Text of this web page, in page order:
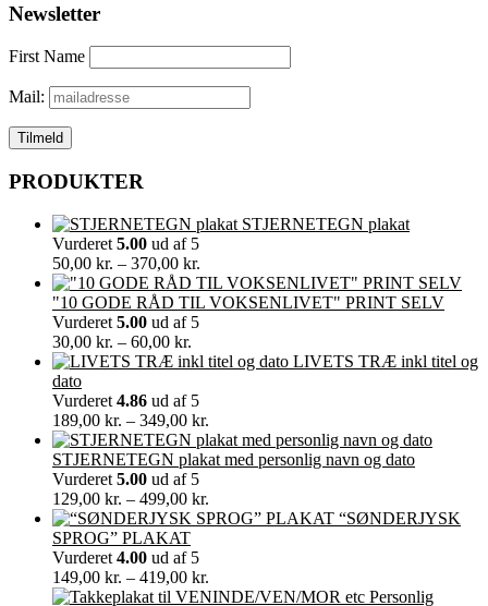
Newsletter
First Name
Mail:
PRODUKTER
STJERNETEGN plakat
Vurderet 5.00 ud af 5
50,00 kr. – 370,00 kr.
50,00 kr.
til
"10 GODE RÅD TIL VOKSENLIVET" PRINT SELV
Vurderet 5.00 ud af 5
30,00 kr. – 60,00 kr.
30,00 kr.
60,00 kr.
LIVETS TRÆ inkl titel og
dato
Vurderet 4.86 ud af 5
189,00 kr. – 349,00 kr.
189,00 kr.
til
STJERNETEGN plakat med personlig navn og dato
Vurderet 5.00 ud af 5
129,00 kr. – 499,00 kr.
129,00 kr.
“SØNDERJYSK
SPROG” PLAKAT
Vurderet 4.00 ud af 5
149,00 kr. – 419,00 kr.
149,00 kr.